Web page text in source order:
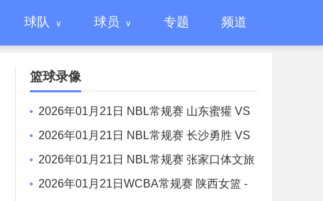
球队 球员 专题 频道
篮球录像
2026年01月21日 NBL常规赛 山东蜜獾 VS
焦作文旅 全场录像
2026年01月21日 NBL常规赛 长沙勇胜 VS
江西鲸裕清酒 全场录像
2026年01月21日 NBL常规赛 张家口体文旅
VS 湖北文旅 全场录像
2026年01月21日WCBA常规赛 陕西女篮 -